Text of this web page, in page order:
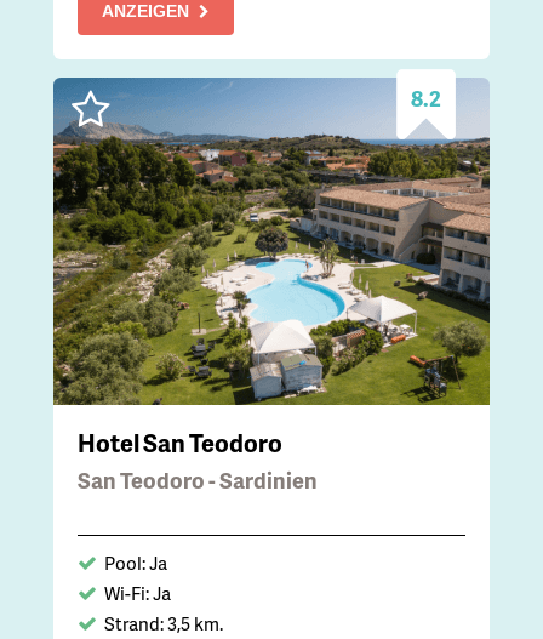
ANZEIGEN
8.2
Hotel San Teodoro
San Teodoro - Sardinien
Pool: Ja
Wi-Fi: Ja
Strand: 3,5 km.